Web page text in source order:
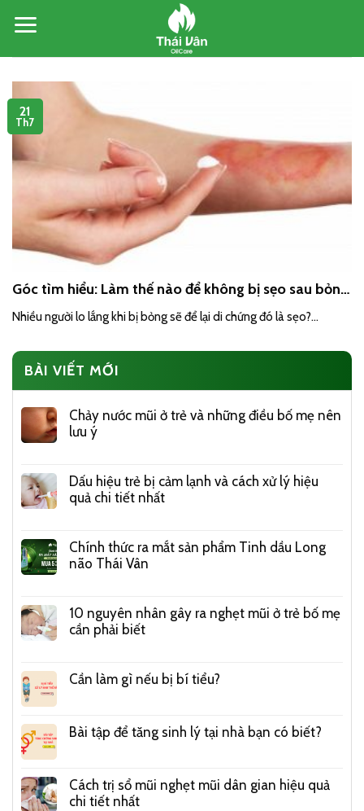
Góc tìm hiểu: Làm thế nào để không bị sẹo sau bỏng
da
Nhiều người lo lắng khi bị bỏng sẽ để lại di chứng đó là sẹo?...
21
Th7
BÀI VIẾT MỚI
Chảy nước mũi ở trẻ và những điều bố mẹ nên
lưu ý
Dấu hiệu trẻ bị cảm lạnh và cách xử lý hiệu
quả chi tiết nhất
Chính thức ra mắt sản phẩm Tinh dầu Long
não Thái Vân
10 nguyên nhân gây ra nghẹt mũi ở trẻ bố mẹ
cần phải biết
Cần làm gì nếu bị bí tiểu?
Bài tập để tăng sinh lý tại nhà bạn có biết?
Cách trị sổ mũi nghẹt mũi dân gian hiệu quả
chi tiết nhất